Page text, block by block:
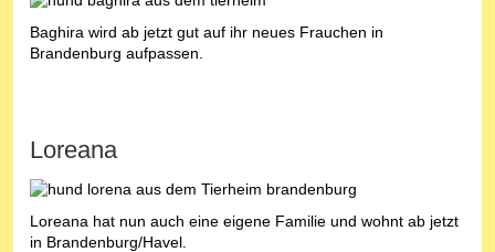
Baghira wird ab jetzt gut auf ihr neues Frauchen in
Brandenburg aufpassen.
Loreana
Loreana hat nun auch eine eigene Familie und wohnt ab jetzt
in Brandenburg/Havel.